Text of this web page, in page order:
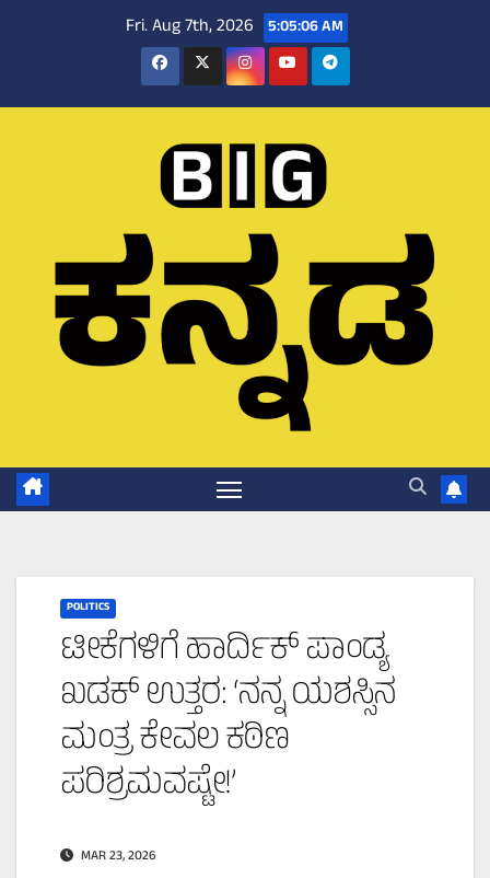
Fri. Aug 7th, 2026 5:05:07 AM
POLITICS
ಟೀಕೆಗಳಿಗೆ ಹಾರ್ದಿಕ್ ಪಾಂಡ್ಯ
ಖಡಕ್ ಉತ್ತರ: ‘ನನ್ನ ಯಶಸ್ಸಿನ
ಮಂತ್ರ ಕೇವಲ ಕಠಿಣ
ಪರಿಶ್ರಮವಷ್ಟೇ!’
MAR 23, 2026